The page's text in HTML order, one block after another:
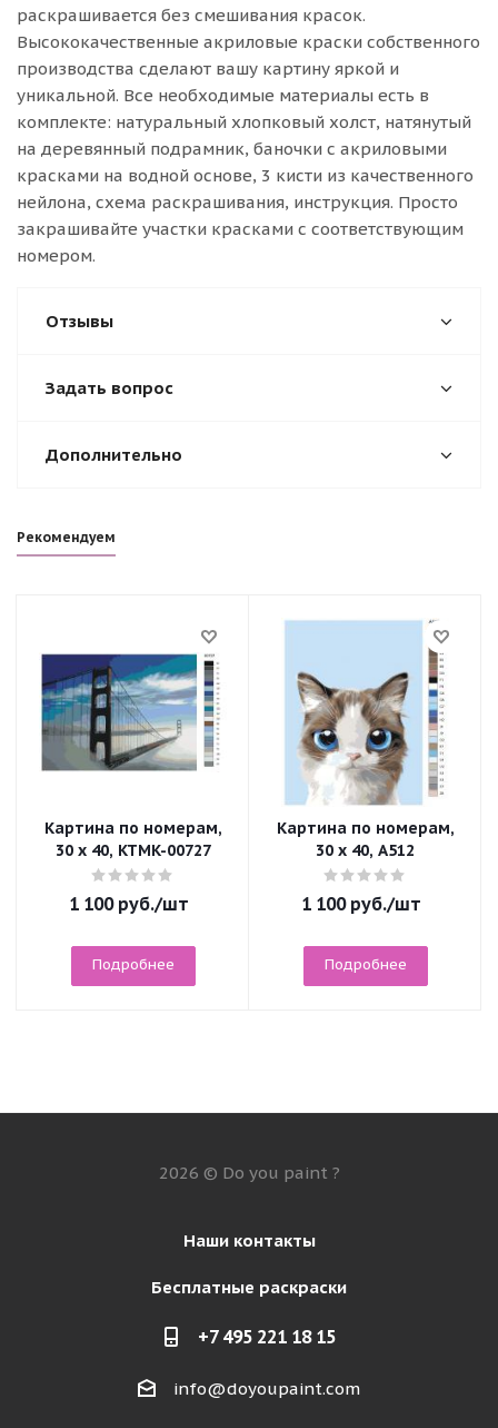
раскрашивается без смешивания красок.
Высококачественные акриловые краски собственного
производства сделают вашу картину яркой и
уникальной. Все необходимые материалы есть в
комплекте: натуральный хлопковый холст, натянутый
на деревянный подрамник, баночки с акриловыми
красками на водной основе, 3 кисти из качественного
нейлона, схема раскрашивания, инструкция. Просто
закрашивайте участки красками с соответствующим
номером.
Отзывы
Задать вопрос
Дополнительно
Рекомендуем
Картина по номерам,
30 x 40, KTMK-00727
1 100руб./шт
Подробнее
Картина по номерам,
30 x 40, A512
1 100руб./шт
Подробнее
2026 © Do you paint ?
Наши контакты
Бесплатные раскраски
+7 495 221 18 15
info@doyoupaint.com